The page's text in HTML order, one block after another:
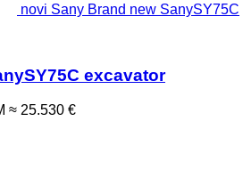
novi Sany Brand new SanySY75C
excavator
≈ 25.530 €